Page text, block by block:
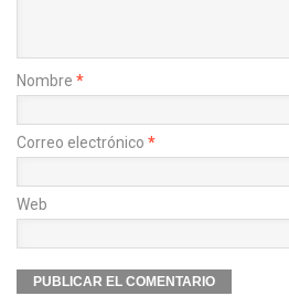
Nombre *
Correo electrónico *
Web